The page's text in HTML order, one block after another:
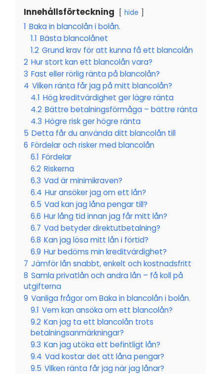
Innehållsförteckning hide
1 Baka in blancolån i bolån.
1.1 Bästa blancolånet
1.2 Grund krav för att kunna få ett blancolån
2 Hur stort kan ett blancolån vara?
3 Fast eller rörlig ränta på blancolån?
4 Vilken ränta får jag på mitt blancolån?
4.1 Hög kreditvärdighet ger lägre ränta
4.2 Bättre betalningsförmåga – bättre ränta
4.3 Högre risk ger högre ränta
5 Detta får du använda ditt blancolån till
6 Fördelar och risker med blancolån
6.1 Fördelar
6.2 Riskerna
6.3 Vad är minimikraven?
6.4 Hur ansöker jag om ett lån?
6.5 Vad kan jag låna pengar till?
6.6 Hur lång tid innan jag får mitt lån?
6.7 Vad betyder direktutbetalning?
6.8 Kan jag lösa mitt lån i förtid?
6.9 Hur bedöms min kreditvärdighet?
7 Jämför lån snabbt, enkelt och kostnadsfritt
8 Samla privatlån och andra lån – få koll på
utgifterna
9 Vanliga frågor om Baka in blancolån i bolån.
9.1 Vem kan ansöka om ett blancolån?
9.2 Kan jag ta ett blancolån trots
betalningsanmärkningar?
9.3 Kan jag utöka ett befintligt lån?
9.4 Vad kostar det att låna pengar?
9.5 Vilken ränta får jag när jag lånar?